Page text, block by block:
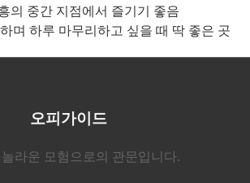
의 중간 지점에서 즐기기 좋음
며 하루 마무리하고 싶을 때 딱 좋은 곳
오피가이드
라운 모험으로의 관문입니다.